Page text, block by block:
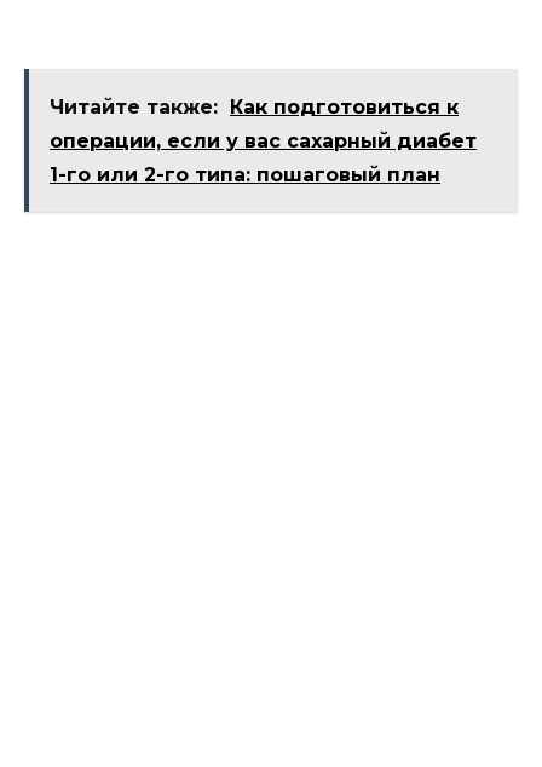
Читайте также: Как подготовиться к
операции, если у вас сахарный диабет
1-го или 2-го типа: пошаговый план